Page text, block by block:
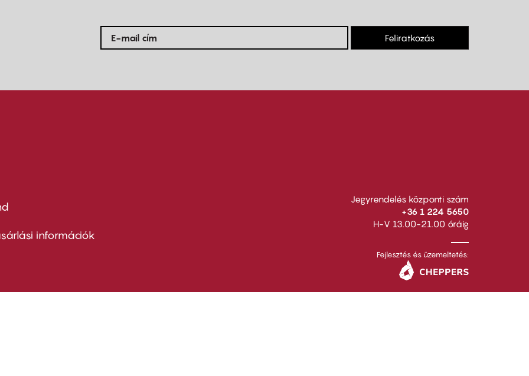
Feliratkozás
információk
Jegyrendelés központi szám
+36 1 224 5650
H-V 13.00-21.00 óráig
Fejlesztés és üzemeltetés: